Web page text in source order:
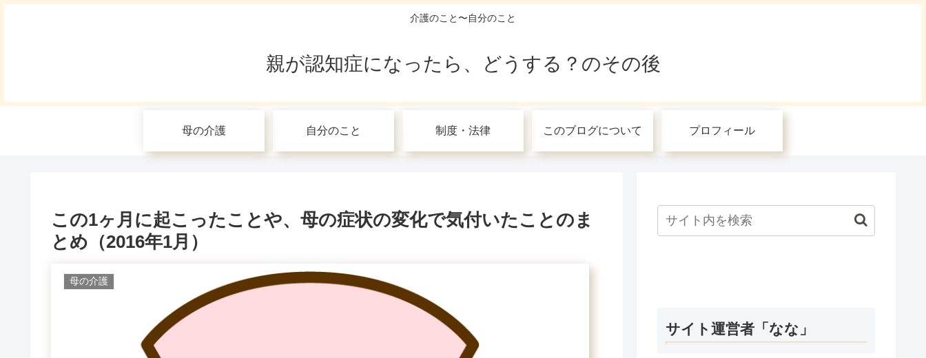
介護のこと〜自分のこと
親が認知症になったら、どうする？のその後
母の介護 自分のこと 制度・法律 このブログについて プロフィール
この1ヶ月に起こったことや、母の症状の変化で気付いたことのま
とめ（2016年1月）
母の介護
サイト運営者「なな」